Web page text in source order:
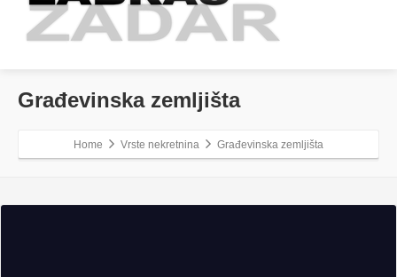
Građevinska zemljišta
Home Vrste nekretnina Građevinska zemljišta